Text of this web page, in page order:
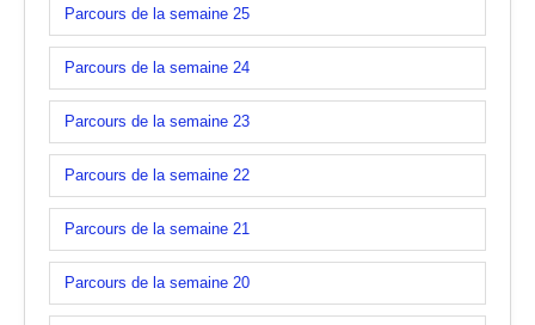
Parcours de la semaine 25
Parcours de la semaine 24
Parcours de la semaine 23
Parcours de la semaine 22
Parcours de la semaine 21
Parcours de la semaine 20